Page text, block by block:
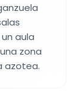
aula
zona
azotea.